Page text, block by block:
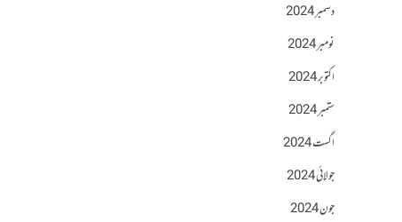
دسمبر 2024
نومبر 2024
اکتوبر 2024
ستمبر 2024
اگست 2024
جولائی 2024
جون 2024